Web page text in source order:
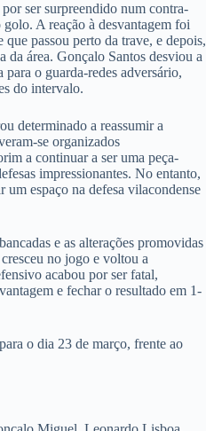
ser surpreendido num contra-
A reação à desvantagem foi
passou perto da trave, e depois,
da área. Gonçalo Santos desviou a
o guarda-redes adversário,
do intervalo.
determinado a reassumir a
se organizados
a continuar a ser uma peça-
impressionantes. No entanto,
um espaço na defesa vilacondense
e as alterações promovidas
no jogo e voltou a
acabou por ser fatal,
e fechar o resultado em 1-
o dia 23 de março, frente ao